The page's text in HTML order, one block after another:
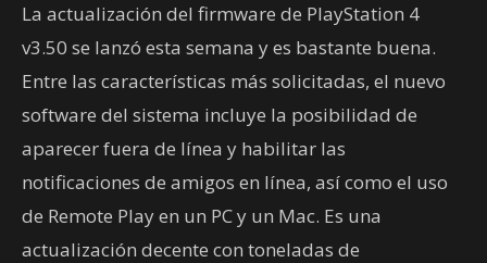
La actualización del firmware de PlayStation 4
v3.50 se lanzó esta semana y es bastante buena.
Entre las características más solicitadas, el nuevo
software del sistema incluye la posibilidad de
aparecer fuera de línea y habilitar las
notificaciones de amigos en línea, así como el uso
de Remote Play en un PC y un Mac. Es una
actualización decente con toneladas de